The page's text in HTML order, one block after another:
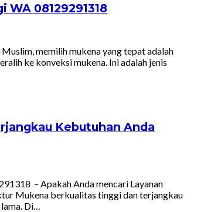
08129291318
memilih mukena yang tepat adalah
ke konveksi mukena. Ini adalah jenis
Kebutuhan Anda
– Apakah Anda mencari Layanan
Mukena berkualitas tinggi dan terjangkau
Di…